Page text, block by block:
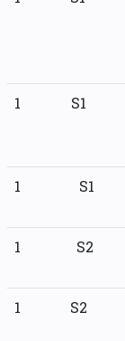
1 S1
1 S1
1 S2
1 S2